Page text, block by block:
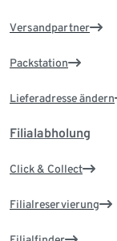
Versandpartner
Packstation
Lieferadresse ändern
Filialabholung
Click & Collect
Filialreservierung